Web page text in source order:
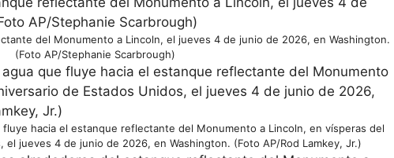
del Monumento a Lincoln, el jueves 4 de junio de 2026, en Washington.
(Foto AP/Stephanie Scarbrough)
hacia el estanque reflectante del Monumento a Lincoln, en vísperas del
el jueves 4 de junio de 2026, en Washington. (Foto AP/Rod Lamkey, Jr.)